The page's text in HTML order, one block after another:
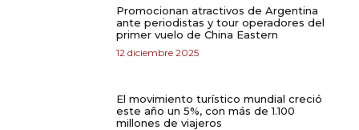
Promocionan atractivos de Argentina
ante periodistas y tour operadores del
primer vuelo de China Eastern
12 diciembre 2025
El movimiento turístico mundial creció
este año un 5%, con más de 1.100
millones de viajeros